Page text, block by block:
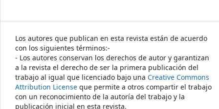
Los autores que publican en esta revista están de acuerdo
con los siguientes términos:-
- Los autores conservan los derechos de autor y garantizan
a la revista el derecho de ser la primera publicación del
trabajo al igual que licenciado bajo una Creative Commons
Attribution License que permite a otros compartir el trabajo
con un reconocimiento de la autoría del trabajo y la
publicación inicial en esta revista.